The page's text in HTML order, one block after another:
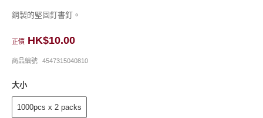
鋼製的堅固釘書釘。
正價 HK$10.00
商品編號 4547315040810
大小
1000pcs x 2 packs